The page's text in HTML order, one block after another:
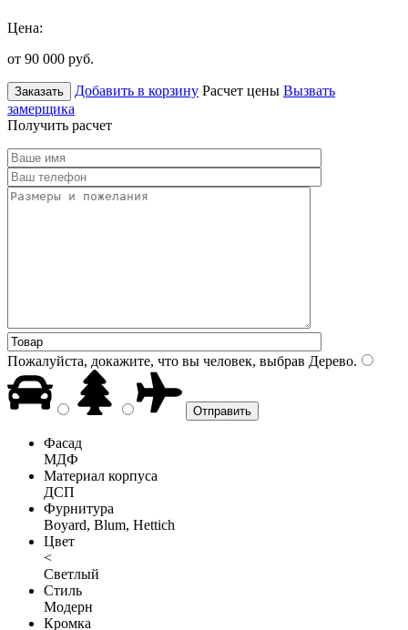
Цена:
от 90 000 руб.
Заказать Добавить в корзину Расчет цены Вызвать
замерщика
Получить расчет
Пожалуйста, докажите, что вы человек, выбрав Дерево.
Фасад
МДФ
Материал корпуса
ДСП
Фурнитура
Boyard, Blum, Hettich
Цвет
<
Светлый
Стиль
Модерн
Кромка